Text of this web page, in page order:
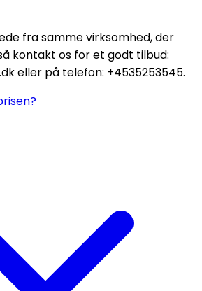
fra samme virksomhed, der
kontakt os for et godt tilbud:
eller på telefon: +4535253545.